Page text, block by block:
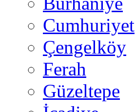
Cumhuriyet
Çengelköy
Ferah
Güzeltepe